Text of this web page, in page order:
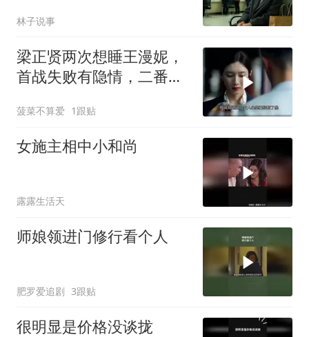
图片
林子说事
梁正贤两次想睡王漫妮，
首战失败有隐情，二番她
菠菜不算爱 1跟贴
女施主相中小和尚
露露生活天
师娘领进门修行看个人
肥罗爱追剧 3跟贴
很明显是价格没谈拢